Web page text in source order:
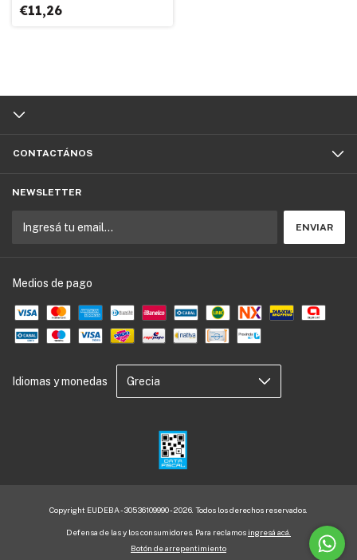
€11,26
CONTACTÁNOS
NEWSLETTER
Medios de pago
Idiomas y monedas
Copyright EUDEBA - 30536109990 - 2026. Todos los derechos reservados.
Defensa de las y los consumidores. Para reclamos ingresá acá.
Botón de arrepentimiento